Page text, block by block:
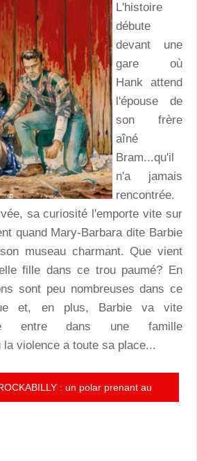
L'histoire
débute
devant une
gare où
Hank attend
l'épouse de
son frère
aîné
Bram...qu'il
n'a jamais
rencontrée.
sa curiosité l'emporte vite sur
quand Mary-Barbara dite Barbie
museau charmant. Que vient
fille dans ce trou paumé? En
sont peu nombreuses dans ce
et, en plus, Barbie va vite
entre dans une famille
violence a toute sa place...
: un polar prenant au